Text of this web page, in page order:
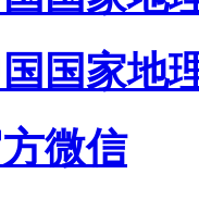
国家地
微信